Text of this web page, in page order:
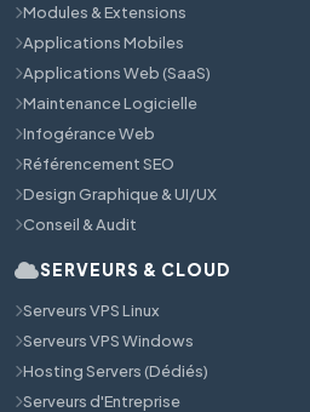
Modules & Extensions
Applications Mobiles
Applications Web (SaaS)
Maintenance Logicielle
Infogérance Web
Référencement SEO
Design Graphique & UI/UX
Conseil & Audit
SERVEURS & CLOUD
Serveurs VPS Linux
Serveurs VPS Windows
Hosting Servers (Dédiés)
Serveurs d'Entreprise